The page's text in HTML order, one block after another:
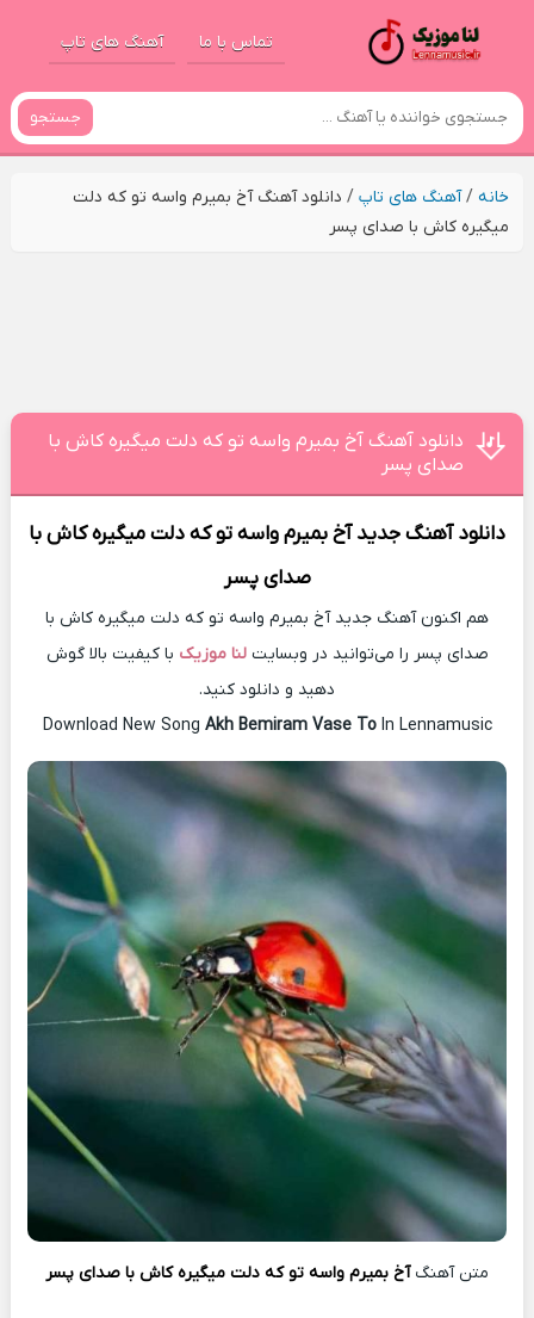
تماس با ما آهنگ های تاپ
جستجو
خانه/آهنگ های تاپ/ دانلود آهنگ آخ بمیرم واسه تو که دلت
میگیره کاش با صدای پسر
دانلود آهنگ آخ بمیرم واسه تو که دلت میگیره کاش با
صدای پسر
دانلود آهنگ جدید آخ بمیرم واسه تو که دلت میگیره کاش با
صدای پسر
هم اکنون آهنگ جدید آخ بمیرم واسه تو که دلت میگیره کاش با
صدای پسر را می‌توانید در وبسایتلنا موزیک با کیفیت بالا گوش
دهید و دانلود کنید.
Download New Song Akh Bemiram Vase ToIn Lennamusic
متن آهنگآخ بمیرم واسه تو که دلت میگیره کاش با صدای پسر